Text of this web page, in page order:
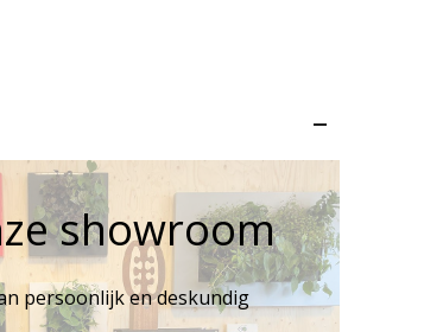
–
showroom
persoonlijk en deskundig